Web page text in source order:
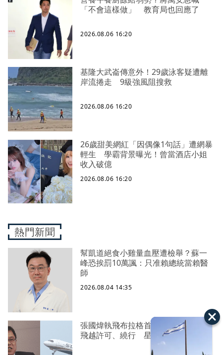
「不會這樣做」 教育局也回應了
2026.08.06 16:20
基隆大武崙傳意外！29歲泳客疑遭離
岸流捲走 9級強風阻搜救
2026.08.06 16:20
26歲甜美網紅「因偶像1句話」遭網暴
輕生 學霸背景曝光！曾當酒店小姐
收入破億
2026.08.06 16:20
熱門新聞
幫凱道絕食小雞量血壓遭檢舉？蘇一
峰恐挨罰10萬諷：只准賴總統當賴醫
師
2026.08.04 14:35
張國煒執飛布拉格首航！網傳未取得
飛越許可、繞行 星宇回應了